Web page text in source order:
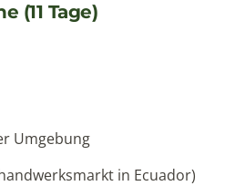
(11 Tage)
Umgebung
in Ecuador)